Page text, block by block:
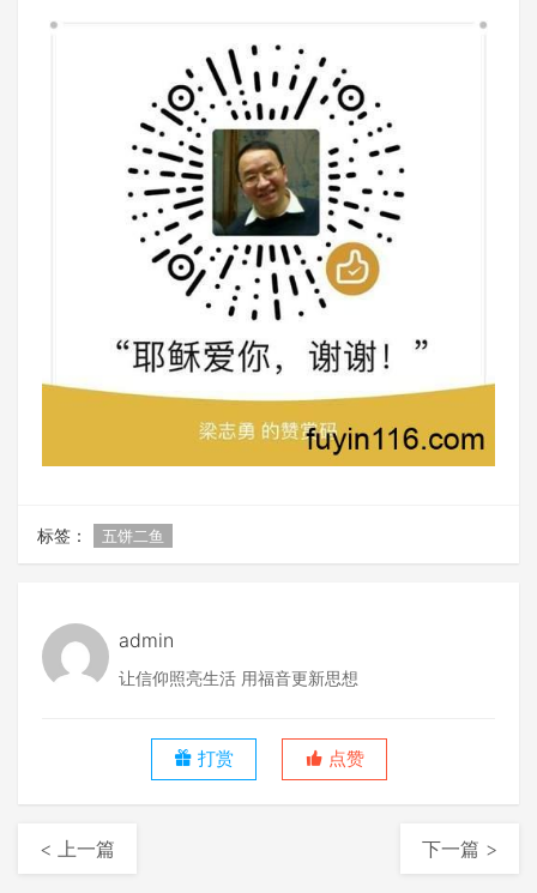
标签： 五饼二鱼
admin
让信仰照亮生活 用福音更新思想
打赏 点赞
< 上一篇 下一篇 >